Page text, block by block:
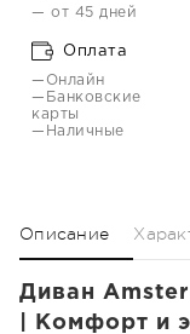
— от 45 дней
Оплата
—Онлайн
—Банковские
карты
—Наличные
Описание
Диван
| Комфорт и